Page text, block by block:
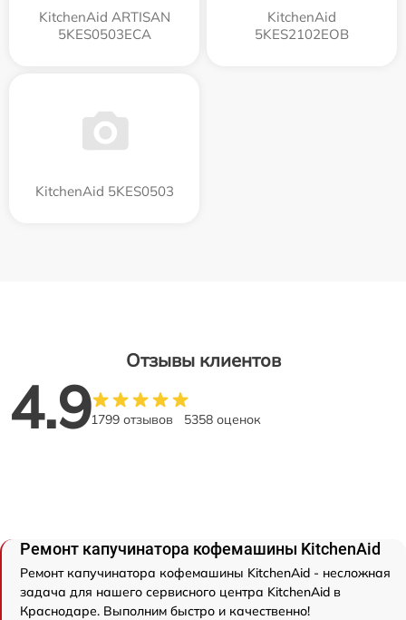
KitchenAid ARTISAN
5KES0503ECA
KitchenAid
5KES2102EOB
KitchenAid 5KES0503
Отзывы клиентов
4.91799 отзывов 5358 оценок
Ремонт капучинатора кофемашины KitchenAid
Ремонт капучинатора кофемашины KitchenAid - несложная
задача для нашего сервисного центра KitchenAid в
Краснодаре. Выполним быстро и качественно!